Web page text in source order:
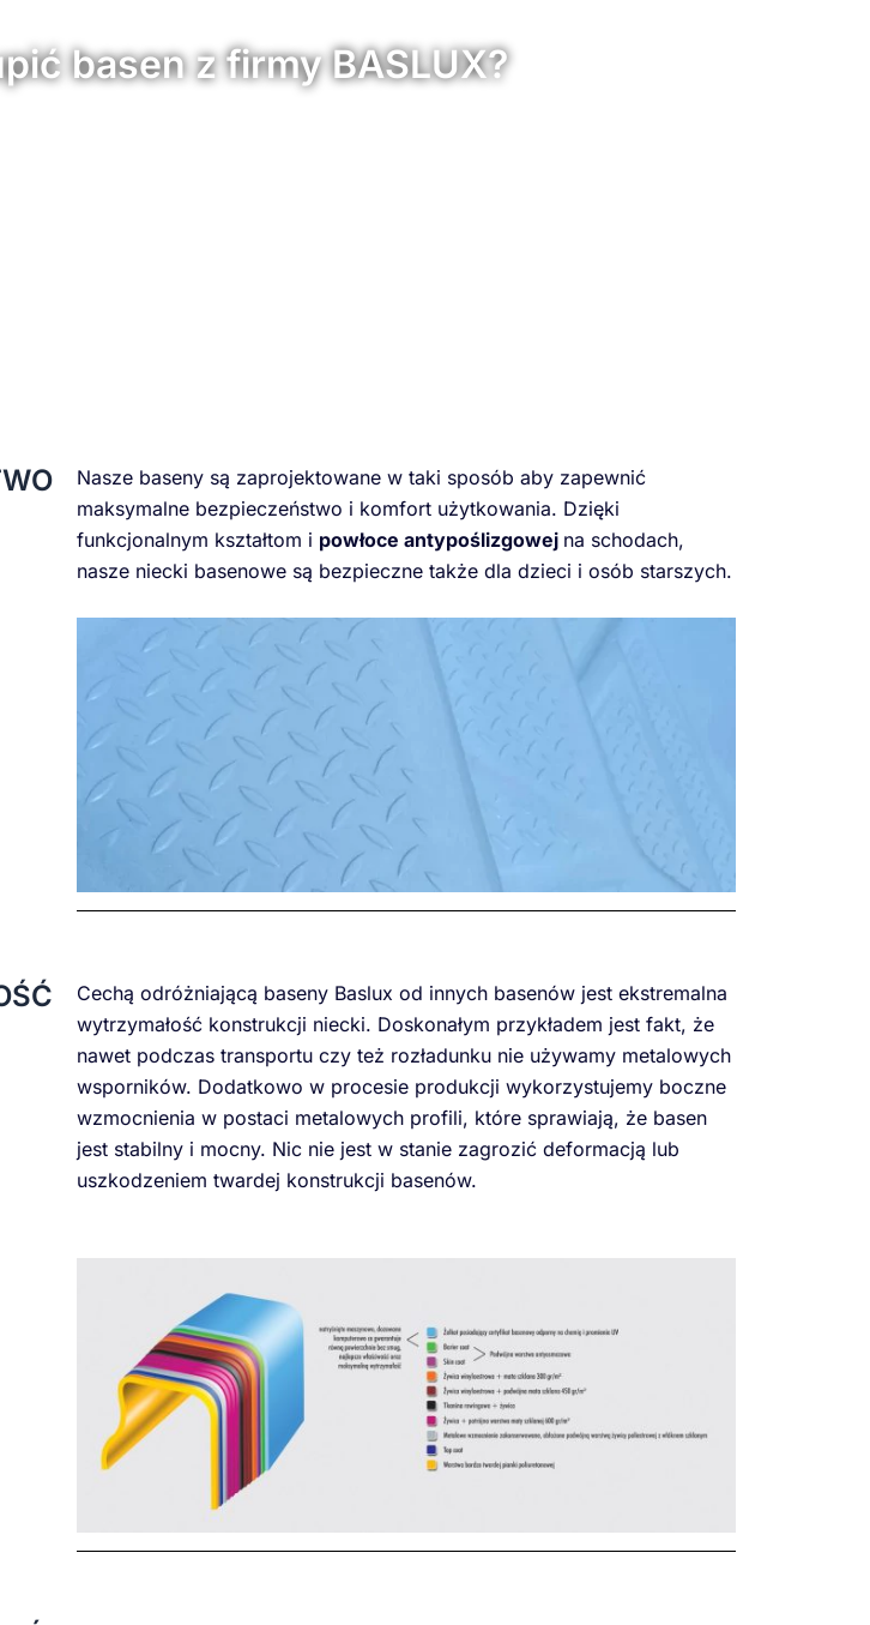
basen z firmy BASLUX?
Nasze baseny są zaprojektowane w taki sposób aby zapewnić
maksymalne bezpieczeństwo i komfort użytkowania. Dzięki
funkcjonalnym kształtom i powłoce antypoślizgowej na schodach,
nasze niecki basenowe są bezpieczne także dla dzieci i osób starszych.
Cechą odróżniającą baseny Baslux od innych basenów jest ekstremalna
wytrzymałość konstrukcji niecki. Doskonałym przykładem jest fakt, że
nawet podczas transportu czy też rozładunku nie używamy metalowych
wsporników. Dodatkowo w procesie produkcji wykorzystujemy boczne
wzmocnienia w postaci metalowych profili, które sprawiają, że basen
jest stabilny i mocny. Nic nie jest w stanie zagrozić deformacją lub
uszkodzeniem twardej konstrukcji basenów.